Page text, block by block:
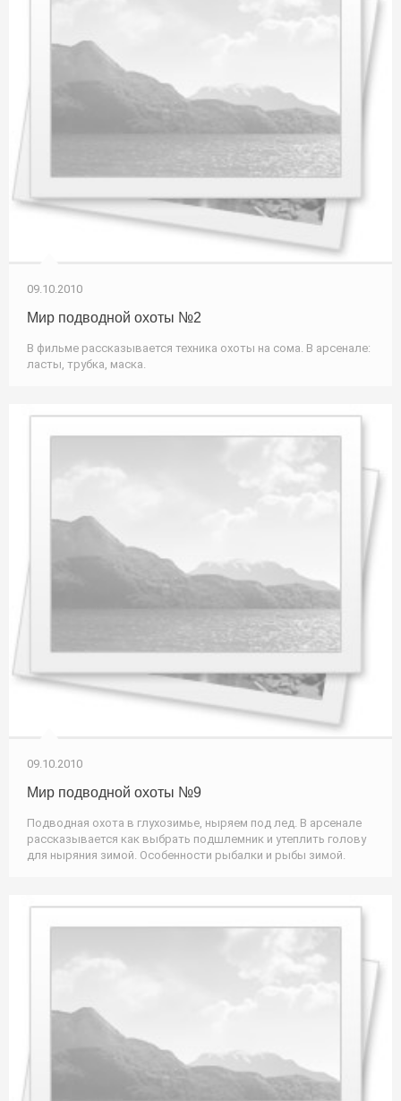
09.10.2010
Мир подводной охоты №2
В фильме рассказывается техника охоты на сома. В арсенале:
ласты, трубка, маска.
09.10.2010
Мир подводной охоты №9
Подводная охота в глухозимье, ныряем под лед. В арсенале
рассказывается как выбрать подшлемник и утеплить голову
для ныряния зимой. Особенности рыбалки и рыбы зимой.